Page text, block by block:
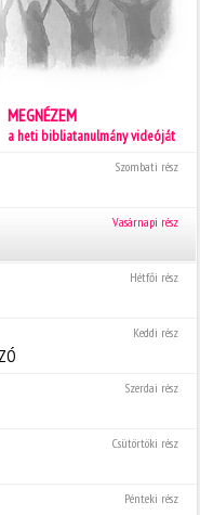
MEGNÉZEM
a heti bibliatanulmány videóját
Szombati rész
Vasárnapi rész
Hétfői rész
Keddi rész
Szerdai rész
Csütörtöki rész
Pénteki rész